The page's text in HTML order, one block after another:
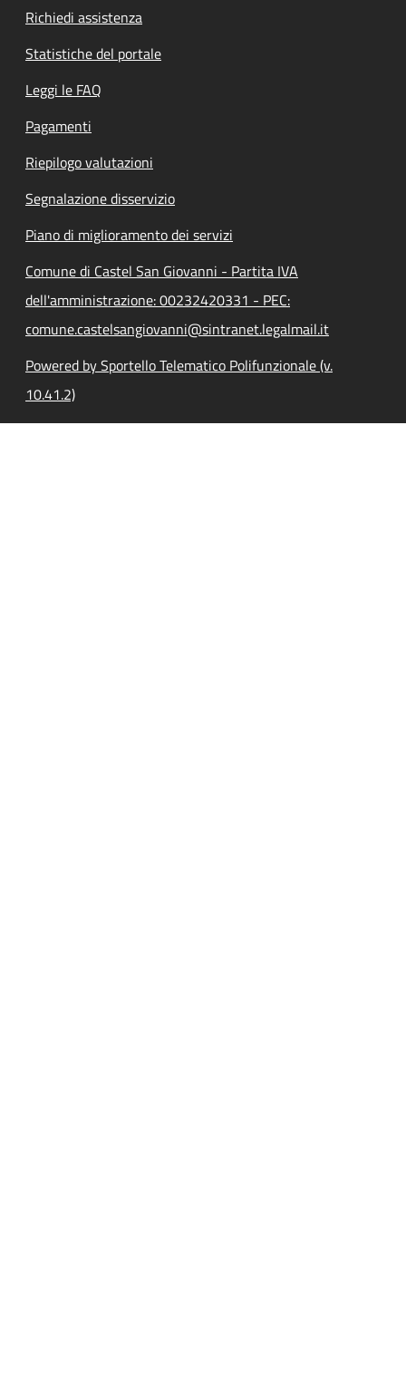
Richiedi assistenza
Statistiche del portale
Leggi le FAQ
Pagamenti
Riepilogo valutazioni
Segnalazione disservizio
Piano di miglioramento dei servizi
Comune di Castel San Giovanni - Partita IVA
dell'amministrazione: 00232420331 - PEC:
comune.castelsangiovanni@sintranet.legalmail.it
Powered by Sportello Telematico Polifunzionale (v.
10.41.2)